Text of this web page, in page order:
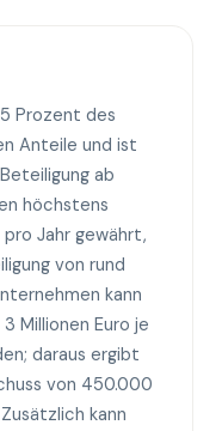
Prozent des
Anteile und ist
ab
höchstens
Jahr gewährt,
von rund
kann
Millionen Euro je
daraus ergibt
von 450.000
kann